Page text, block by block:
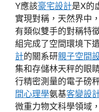
Y應該豪宅設計是X的
實現對稱，天然界中
有類似雙手的對稱特
組完成了空間環境下
計的關系研親子空間
集和存儲林天秤的眼
行精密測量的電子磅
間心理學氨基客變設
微重力物文科學領域，